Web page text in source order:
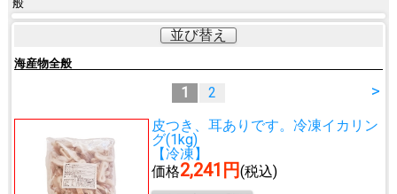
般
並び替え
海産物全般
>
1
2
皮つき、耳ありです。 冷凍イカリン
グ(1kg)
【冷凍】
価格2,241円(税込)